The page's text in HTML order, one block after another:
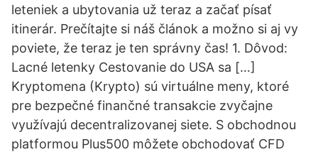
leteniek a ubytovania už teraz a začať písať
itinerár. Prečítajte si náš článok a možno si aj vy
poviete, že teraz je ten správny čas! 1. Dôvod:
Lacné letenky Cestovanie do USA sa […]
Kryptomena (Krypto) sú virtuálne meny, ktoré
pre bezpečné finančné transakcie zvyčajne
využívajú decentralizovanej siete. S obchodnou
platformou Plus500 môžete obchodovať CFD